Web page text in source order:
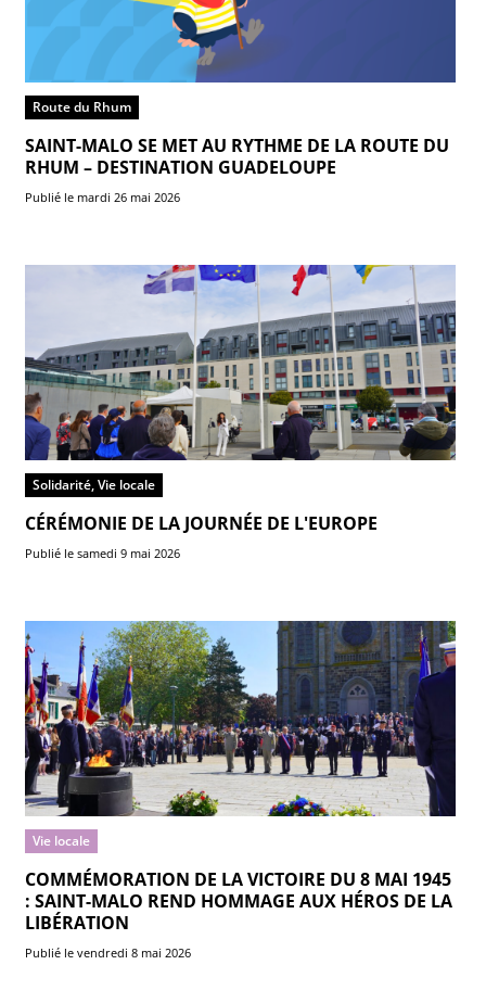
Route du Rhum
SAINT-MALO SE MET AU RYTHME DE LA ROUTE DU
RHUM – DESTINATION GUADELOUPE
Publié le mardi 26 mai 2026
Solidarité, Vie locale
CÉRÉMONIE DE LA JOURNÉE DE L'EUROPE
Publié le samedi 9 mai 2026
Vie locale
COMMÉMORATION DE LA VICTOIRE DU 8 MAI 1945
: SAINT-MALO REND HOMMAGE AUX HÉROS DE LA
LIBÉRATION
Publié le vendredi 8 mai 2026